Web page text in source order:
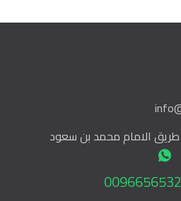
الامام محمد بن سعود